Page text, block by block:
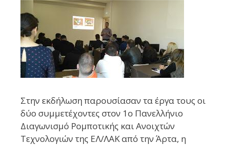
Στην εκδήλωση παρουσίασαν τα έργα τους οι
δύο συμμετέχοντες στον 1ο Πανελλήνιο
Διαγωνισμό Ρομποτικής και Ανοιχτών
Τεχνολογιών της ΕΛ/ΛΑΚ από την Άρτα, η